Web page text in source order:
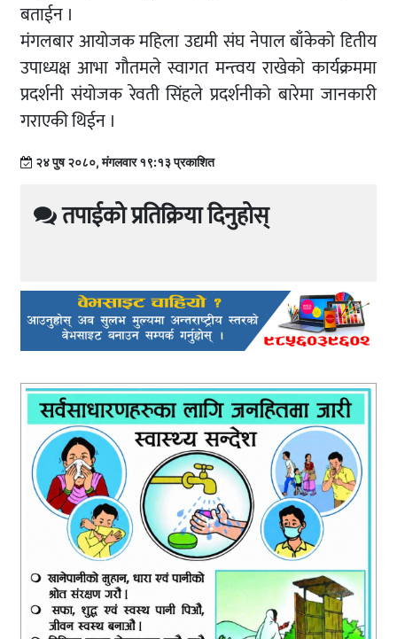
बताईन ।
मंगलबार आयोजक महिला उद्यमी संघ नेपाल बाँकेको दिृतीय
उपाध्यक्ष आभा गौतमले स्वागत मन्त्वय राखेको कार्यक्रममा
प्रदर्शनी संयोजक रेवती सिंहले प्रदर्शनीको बारेमा जानकारी
गराएकी थिईन ।
२४ पुष २०८०, मंगलवार १९:१३ प्रकाशित
तपाईको प्रतिक्रिया दिनुहोस्